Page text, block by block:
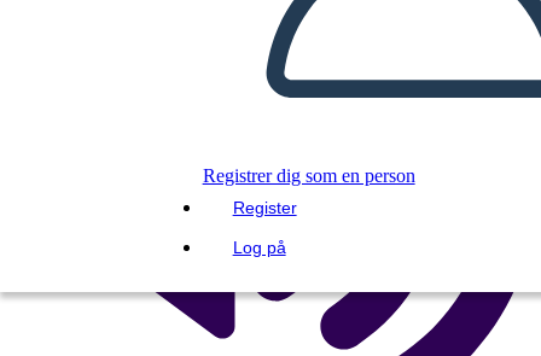
Registrer dig som en person
Register
Log på